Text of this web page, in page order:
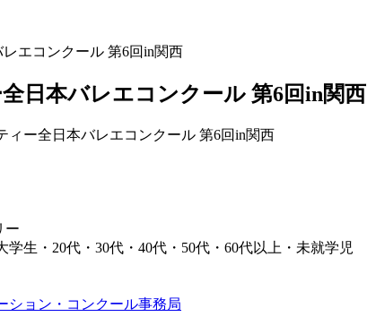
エコンクール 第6回in関西
日本バレエコンクール 第6回in関西
ィー全日本バレエコンクール 第6回in関西
ー
生・20代・30代・40代・50代・60代以上・未就学児
ション・コンクール事務局